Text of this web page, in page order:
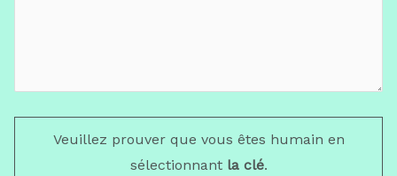
Veuillez prouver que vous êtes humain en
sélectionnantla clé.